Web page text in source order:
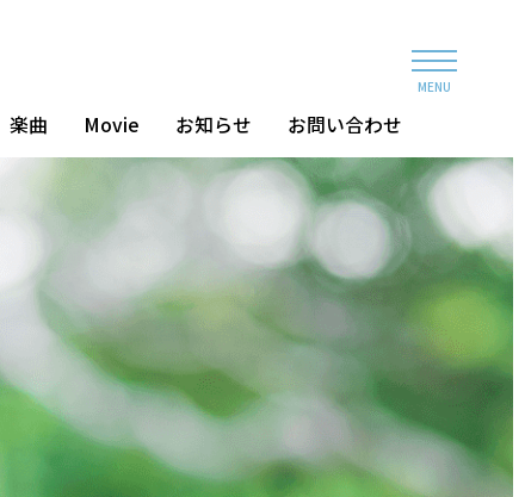
楽曲 Movie お知らせ お問い合わせ
MENU